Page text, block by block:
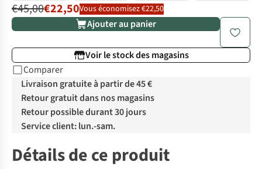
€45,00€22,50Vous économisez €22,50
Ajouter au panier
Voir le stock des magasins
Comparer
Livraison gratuite à partir de 45 €
Retour gratuit dans nos magasins
Retour possible durant 30 jours
Service client: lun.-sam.
Détails de ce produit